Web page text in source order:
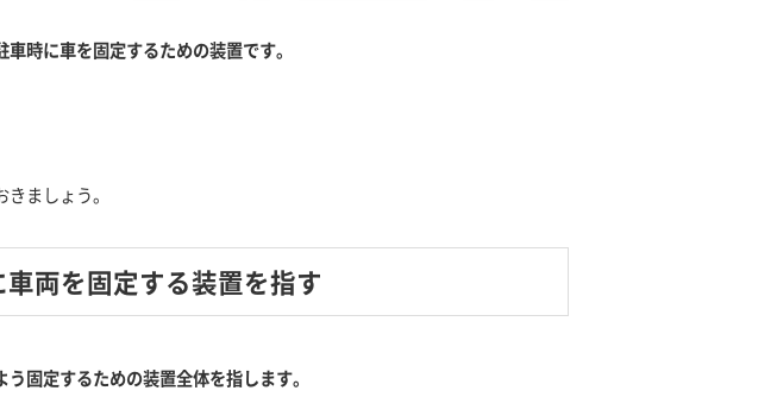
時に車を固定するための装置です。
ましょう。
両を固定する装置を指す
固定するための装置全体を指します。